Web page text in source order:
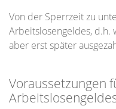
Von der Sperrzeit zu
Arbeitslosengeldes, d.h.
aber erst später
Voraussetzungen